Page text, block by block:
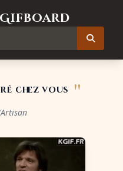
chez vous "